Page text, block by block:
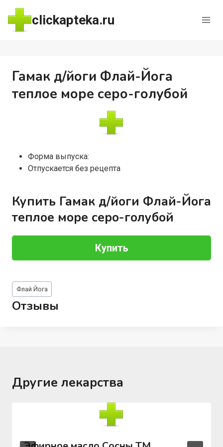
Перейти
содержимому
clickapteka.ru
Гамак д/йоги Флай-Йога
теплое море серо-голубой
Форма выпуска:
Отпускается без рецепта
Купить Гамак д/йоги Флай-Йога
теплое море серо-голубой
Купить
Метки
записи:
Флай Йога
Отзывы
Другие лекарства